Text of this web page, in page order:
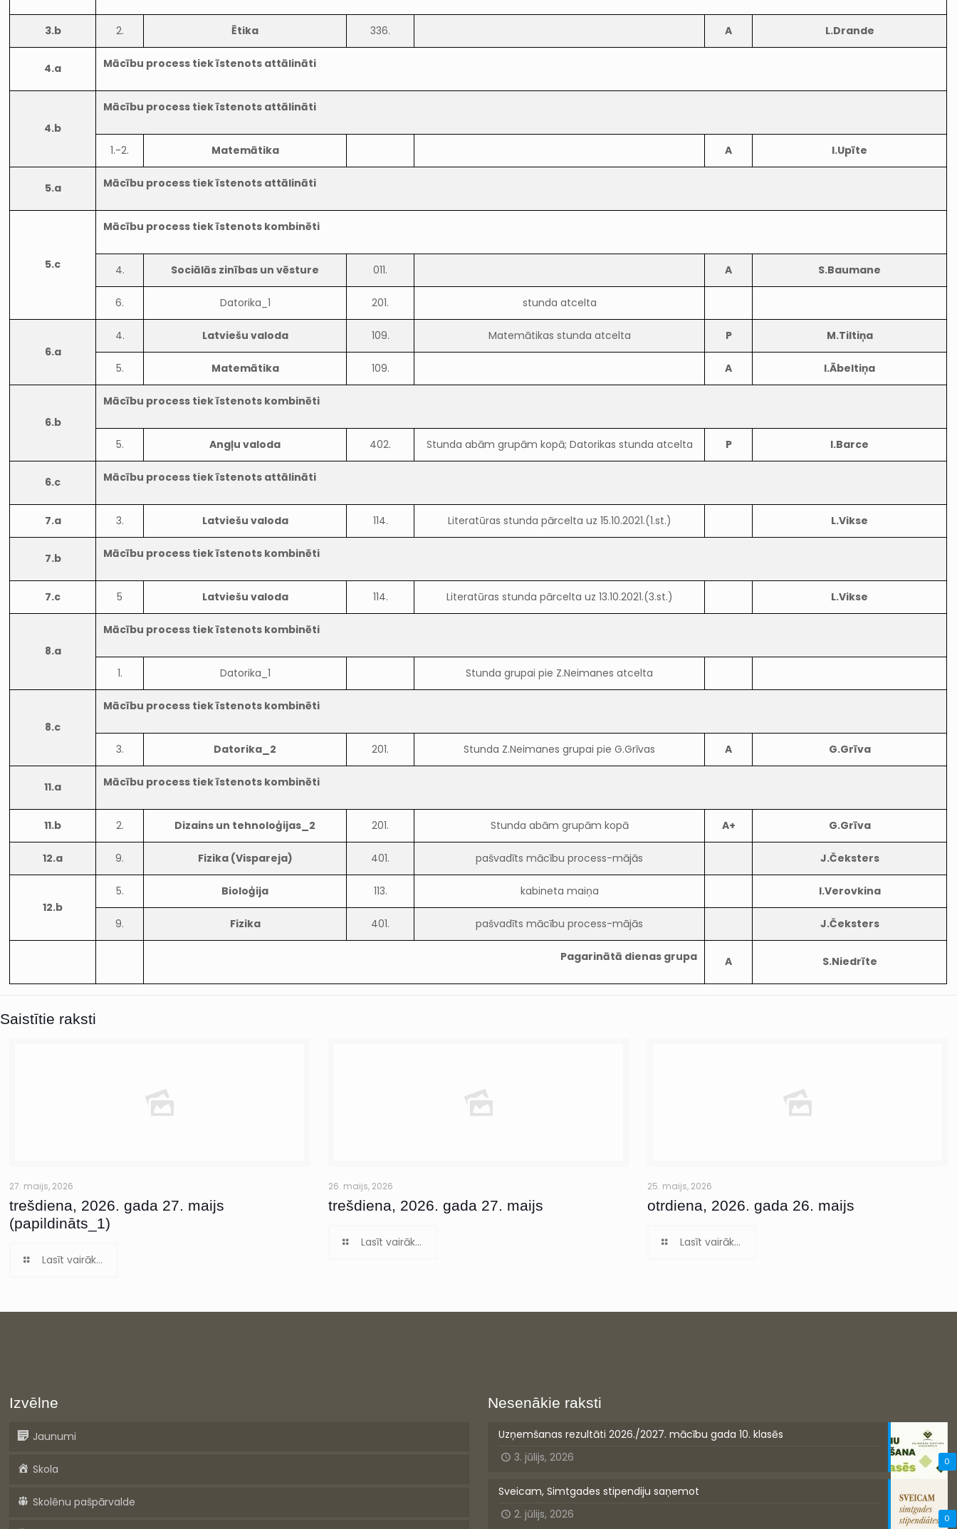
3.b 2. Ētika 336. A L.Drande
4.a Mācību process tiek īstenots attālināti
4.b
Mācību process tiek īstenots attālināti
1.-2. Matemātika A I.Upīte
5.a Mācību process tiek īstenots attālināti
5.c
Mācību process tiek īstenots kombinēti
4. Sociālās zinības un vēsture 011. A S.Baumane
6. Datorika_1 201. stunda atcelta
6.a
4. Latviešu valoda 109. Matemātikas stunda atcelta P M.Tiltiņa
5. Matemātika 109. A I.Ābeltiņa
6.b
Mācību process tiek īstenots kombinēti
5. Angļu valoda 402. Stunda abām grupām kopā; Datorikas stunda atcelta P I.Barce
6.c Mācību process tiek īstenots attālināti
7.a 3. Latviešu valoda 114. Literatūras stunda pārcelta uz 15.10.2021.(1.st.) L.Vikse
7.b Mācību process tiek īstenots kombinēti
7.c 5 Latviešu valoda 114. Literatūras stunda pārcelta uz 13.10.2021.(3.st.) L.Vikse
8.a
Mācību process tiek īstenots kombinēti
1. Datorika_1 Stunda grupai pie Z.Neimanes atcelta
8.c
Mācību process tiek īstenots kombinēti
3. Datorika_2 201. Stunda Z.Neimanes grupai pie G.Grīvas A G.Grīva
11.a Mācību process tiek īstenots kombinēti
11.b 2. Dizains un tehnoloģijas_2 201. Stunda abām grupām kopā A+ G.Grīva
12.a 9. Fizika (Vispareja) 401. pašvadīts mācību process-mājās J.Čeksters
12.b
5. Bioloģija 113. kabineta maiņa I.Verovkina
9. Fizika 401. pašvadīts mācību process-mājās J.Čeksters
Pagarinātā dienas grupa A S.Niedrīte
Saistītie raksti
27. maijs, 2026
trešdiena, 2026. gada 27. maijs
(papildināts_1)
Lasīt vairāk...
26. maijs, 2026
trešdiena, 2026. gada 27. maijs
Lasīt vairāk...
25. maijs, 2026
otrdiena, 2026. gada 26. maijs
Lasīt vairāk...
Izvēlne
Jaunumi
Skola
Skolēnu pašpārvalde
Nesenākie raksti
0
Uzņemšanas rezultāti 2026./2027. mācību gada 10. klasēs
3. jūlijs, 2026
0
Sveicam, Simtgades stipendiju saņemot
2. jūlijs, 2026